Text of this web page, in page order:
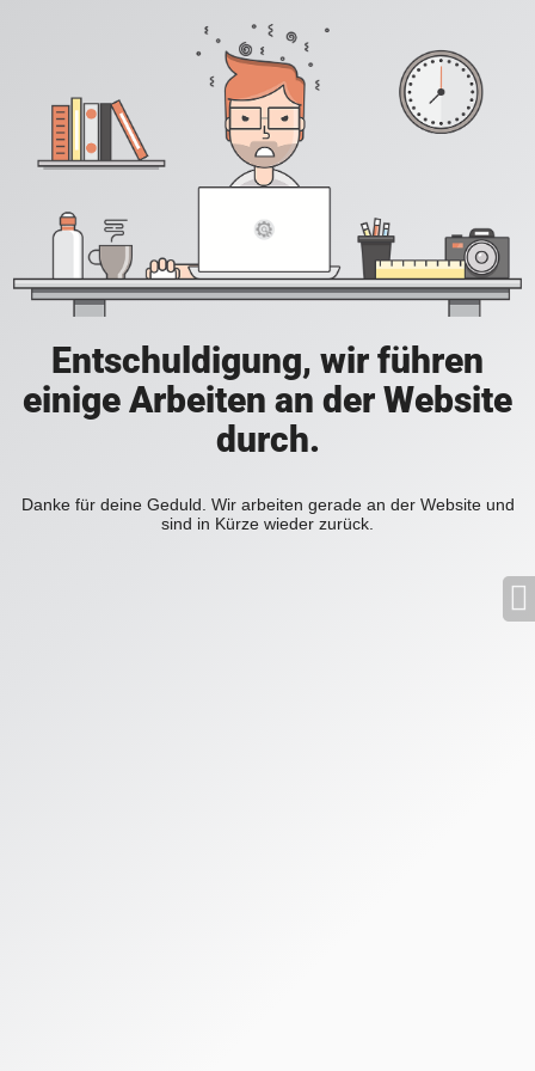
Entschuldigung, wir führen
einige Arbeiten an der Website
durch.
Danke für deine Geduld. Wir arbeiten gerade an der Website und
sind in Kürze wieder zurück.